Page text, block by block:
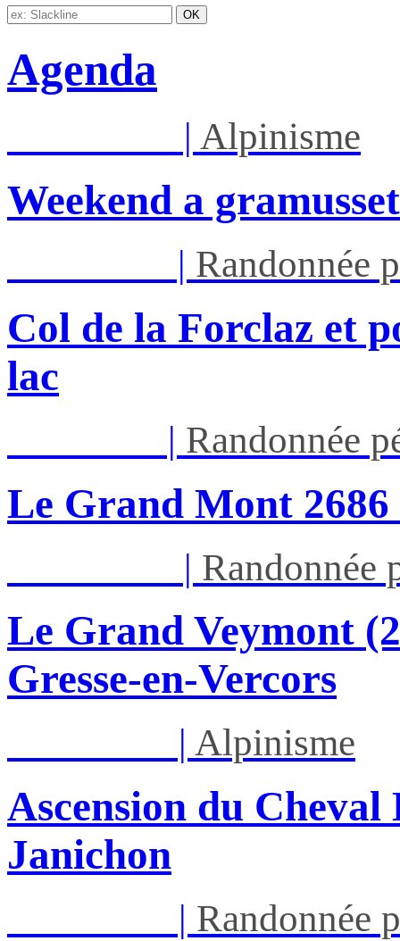
Agenda
| Alpinisme
Weekend a gramusset
| Randonnée
Col de la Forclaz et
lac
| Randonnée
Le Grand Mont
| Randonnée
Le Grand Veymont
Gresse-en-Vercors
| Alpinisme
Ascension du
Janichon
| Randonnée